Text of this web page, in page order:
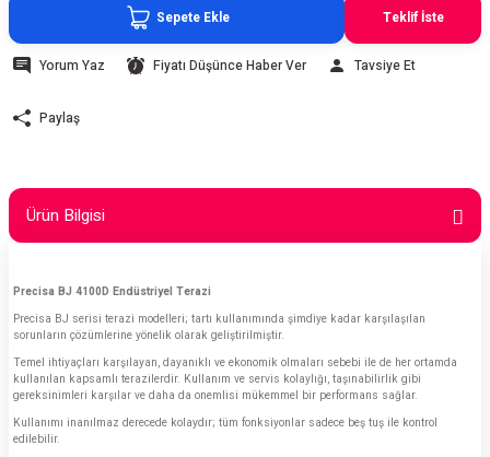
Sepete Ekle Teklif İste
Yorum Yaz Fiyatı Düşünce Haber Ver Tavsiye Et
Paylaş
Ürün Bilgisi
Precisa BJ 4100D Endüstriyel Terazi
Precisa BJ serisi terazi modelleri; tartı kullanımında şimdiye kadar karşılaşılan
sorunların çözümlerine yönelik olarak geliştirilmiştir.
Temel ihtiyaçları karşılayan, dayanıklı ve ekonomik olmaları sebebi ile de her ortamda
kullanılan kapsamlı terazilerdir. Kullanım ve servis kolaylığı, taşınabilirlik gibi
gereksinimleri karşılar ve daha da onemlisi mükemmel bir performans sağlar.
Kullanımı inanılmaz derecede kolaydır; tüm fonksiyonlar sadece beş tuş ile kontrol
edilebilir.